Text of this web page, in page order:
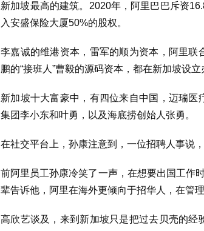
新加坡最高的建筑。2020年，阿里巴巴斥资
入安盛保险大厦50%的股权。
李嘉诚的维港资本，雷军的顺为资本，阿里
鹏的“接班人”曹毅的源码资本，都在新加坡设立
新加坡十大富豪中，有四位来自中国，迈瑞
集团李小东和叶勇，以及海底捞创始人张勇。
在社交平台上，孙康注意到，一位招聘人事说
前阿里员工孙康冷笑了一声，在想要出国工作
辈告诉他，阿里在海外更倾向于招华人，在管
高欣艺谈及，来到新加坡只是把过去贝壳的